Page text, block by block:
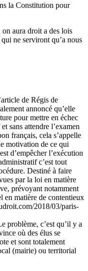
la Constitution pour
aura droit a des lois
ne serviront qu’a nous
de Régis de
annoncé qu’elle
pour mettre en échec
sans attendre l’examen
français, cela s’appelle
motivation de ce qui
d’empêcher l’exécution
c’est tout
Destiné à faire
par la loi en matière
prévoyant notamment
en matière de contentieux
2018/03/paris-
problème, c’est qu’il y a
où des élus se
et sont totalement
(mairie) ou territorial